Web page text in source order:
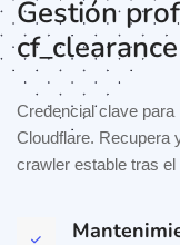
Gestión
cf_clearance
Credencial clave
Cloudflare. Recupera
crawler estable tras el